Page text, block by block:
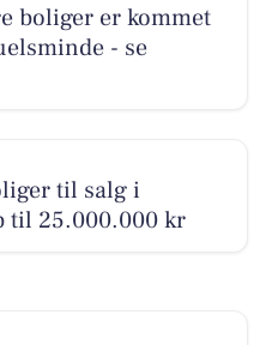
boliger er kommet
- se
til salg i
til 25.000.000 kr